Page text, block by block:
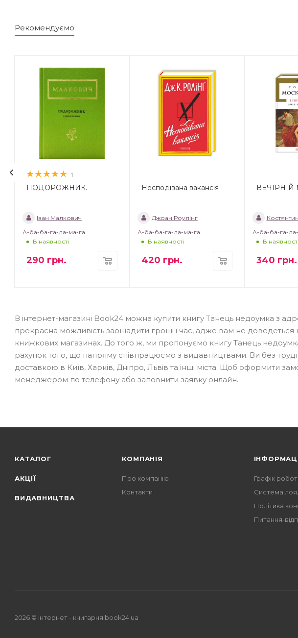
Рекомендуємо
1
ПОДОРОЖНИК.
Іван Малкович
А-ба-ба-га-ла-ма-га
В наявності
290 грн.
Несподівана вакансія
Джоан Роулінг
А-ба-ба-га-ла-ма-га
В наявності
420 грн.
А-ба-ба-га-
В
340 грн.
В інтернет-магазині Book24 можна купити книгу Танець недоумка з
прекрасна можливість заощадити гроші і час, адже вам не доведеться
книжкових магазинах. До того ж, ми пропонуємо книгу Танець
рахунок того, що напряму співпрацюємо з видавництвами. Ви без
доставкою в Київ, Харків, Дніпро, Львів та інші міста. Щоб оформити
менеджером по телефону або заповнити заявку онлайн.
КАТАЛОГ
АКЦІЇ
ВИДАВНИЦТВА
КОМПАНІЯ
Про компанію
Контакти
Графік
Система
Політика
Питання-
2026 © Iнтернет - книгарня book24.ua